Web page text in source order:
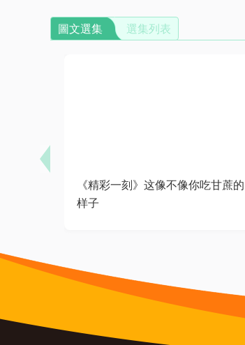
圖文選集 選集列表
《精彩一刻》这像不像你吃甘蔗的
样子